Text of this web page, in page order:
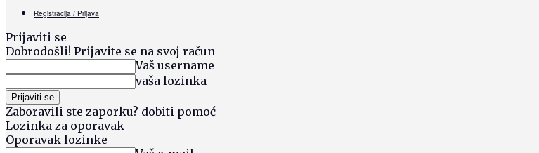
Registracija / Prijava
Prijaviti se
Dobrodošli! Prijavite se na svoj račun
Vaš username
vaša lozinka
Zaboravili ste zaporku? dobiti pomoć
Lozinka za oporavak
Oporavak lozinke